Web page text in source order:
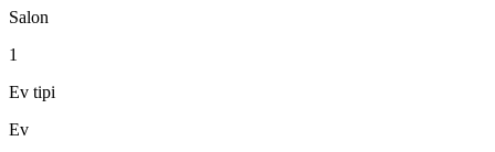
Salon
1
Ev tipi
Ev